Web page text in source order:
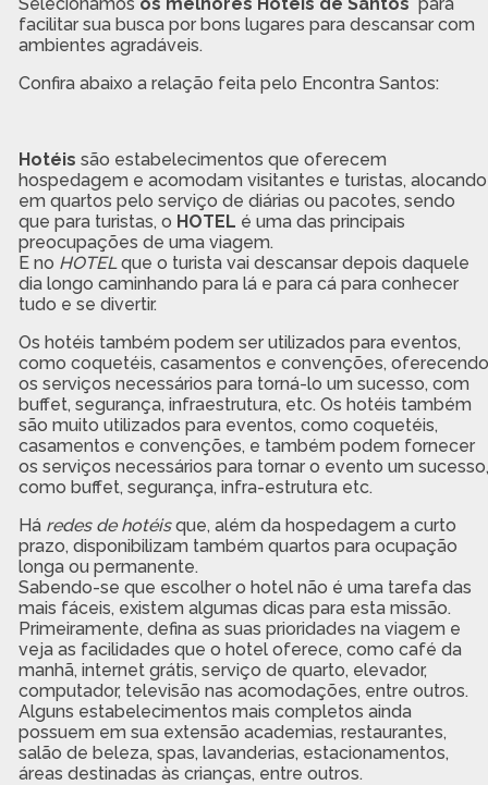
facilitar sua busca por bons lugares para descansar com
ambientes agradáveis.
Confira abaixo a relação feita pelo Encontra Santos:
Hotéis são estabelecimentos que oferecem
hospedagem e acomodam visitantes e turistas, alocando
em quartos pelo serviço de diárias ou pacotes, sendo
que para turistas, o HOTEL é uma das principais
preocupações de uma viagem.
E no HOTELque o turista vai descansar depois daquele
dia longo caminhando para lá e para cá para conhecer
tudo e se divertir.
Os hotéis também podem ser utilizados para eventos,
como coquetéis, casamentos e convenções, oferecendo
os serviços necessários para torná-lo um sucesso, com
buffet, segurança, infraestrutura, etc. Os hotéis também
são muito utilizados para eventos, como coquetéis,
casamentos e convenções, e também podem fornecer
os serviços necessários para tornar o evento um sucesso,
como buffet, segurança, infra-estrutura etc.
Há redes de hotéisque, além da hospedagem a curto
prazo, disponibilizam também quartos para ocupação
longa ou permanente.
Sabendo-se que escolher o hotel não é uma tarefa das
mais fáceis, existem algumas dicas para esta missão.
Primeiramente, defina as suas prioridades na viagem e
veja as facilidades que o hotel oferece, como café da
manhã, internet grátis, serviço de quarto, elevador,
computador, televisão nas acomodações, entre outros.
Alguns estabelecimentos mais completos ainda
possuem em sua extensão academias, restaurantes,
salão de beleza, spas, lavanderias, estacionamentos,
áreas destinadas às crianças, entre outros.